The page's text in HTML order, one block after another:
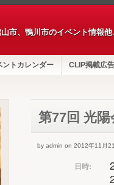
市、鴨川市のイベント情報
ントカレンダー CLIP掲載広告
第77回 光
by admin on 2012年11月
日時: